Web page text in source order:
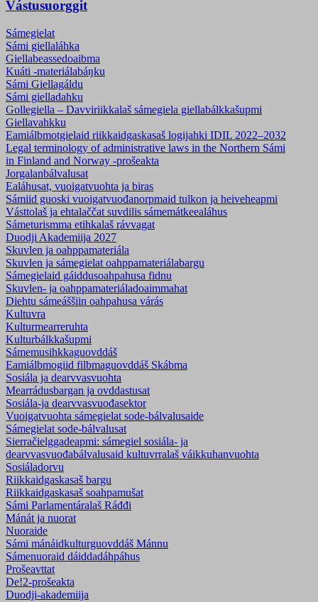
Vástusuorggit
Sámegielat
Sámi giellaláhka
Giellabeassedoaibma
Kuáti -materiálabáŋku
Sámi Giellagáldu
Sámi gielladahku
Gollegiella – Davviriikkalaš sámegiela giellabálkkašupmi
Giellavahkku
Eamiálbmotgielaid riikkaidgaskasaš logijahki IDIL 2022–2032
Legal terminology of administrative laws in the Northern Sámi
in Finland and Norway -prošeakta
Jorgalanbálvalusat
Ealáhusat, vuoigatvuohta ja biras
Sámiid guoski vuoigatvuođanorpmaid tulkon ja heiveheapmi
Vásttolaš ja ehtalaččat suvdilis sámemátkeealáhus
Sámeturismma etihkalaš rávvagat
Duodji Akademiija 2027
Skuvlen ja oahppamateriála
Skuvlen ja sámegielat oahppamateriálabargu
Sámegielaid gáiddusoahpahusa fidnu
Skuvlen- ja oahppamateriála­doaimmahat
Diehtu sámeáššiin oahpahusa várás
Kultuvra
Kulturmearreruhta
Kulturbálkkašupmi
Sámemusihkkaguovddáš
Eamiálbmogiid filbmaguovddáš Skábma
Sosiála ja dearvvasvuohta
Mearrádusbargan ja ovddastusat
Sosiála-ja dearvvasvuođasektor
Vuoigatvuohta sámegielat sode-bálvalusaide
Sámegielat sode-bálvalusat
Sierračielggadeapmi: sámegiel sosiála- ja
dearvvasvuođabálvalusaid kultuvrralaš váikkuhanvuohta
Sosiáladorvu
Riikkaidgaskasaš bargu
Riikkaidgaskasaš soahpamušat
Sámi Parlamentáralaš Ráđđi
Mánát ja nuorat
Nuoraide
Sámi mánáidkulturguovddáš Mánnu
Sámenuoraid dáiddadáhpáhus
Prošeavttat
De!2-prošeakta
Duodji-akademiija